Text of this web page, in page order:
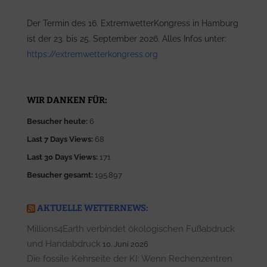
Der Termin des 16. ExtremwetterKongress in Hamburg
ist der 23. bis 25. September 2026. Alles Infos unter:
https://extremwetterkongress.org
WIR DANKEN FÜR:
Besucher heute: 6
Last 7 Days Views: 68
Last 30 Days Views: 171
Besucher gesamt: 195.897
AKTUELLE WETTERNEWS:
Millions4Earth verbindet ökologischen Fußabdruck
und Handabdruck 10. Juni 2026
Die fossile Kehrseite der KI: Wenn Rechenzentren